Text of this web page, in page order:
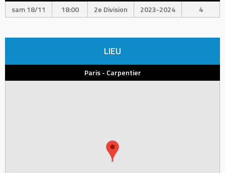
sam 18/11
18:00 2e Division 2023-2024 4
LIEU
Paris - Carpentier